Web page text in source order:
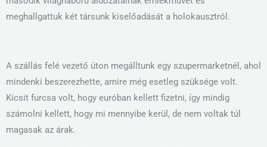
meghallgattuk két társunk kiselőadását a holokausztról.
A szállás felé vezető úton megálltunk egy szupermarketnél, ahol
mindenki beszerezhette, amire még esetleg szüksége volt.
Kicsit furcsa volt, hogy euróban kellett fizetni, így mindig
számolni kellett, hogy mi mennyibe kerül, de nem voltak túl
magasak az árak.